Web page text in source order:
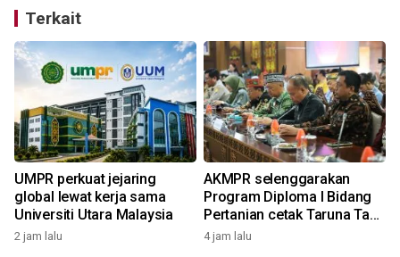
Terkait
UMPR perkuat jejaring
global lewat kerja sama
Universiti Utara Malaysia
2 jam lalu
AKMPR selenggarakan
Program Diploma I Bidang
Pertanian cetak Taruna Tani
Huma Betang
4 jam lalu